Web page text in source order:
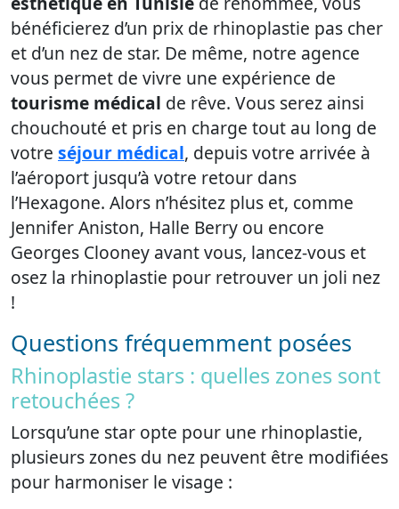
bénéficierez d’un prix de rhinoplastie pas cher
et d’un nez de star. De même, notre agence
vous permet de vivre une expérience de
tourisme médical de rêve. Vous serez ainsi
chouchouté et pris en charge tout au long de
votre séjour médical, depuis votre arrivée à
l’aéroport jusqu’à votre retour dans
l’Hexagone. Alors n’hésitez plus et, comme
Jennifer Aniston, Halle Berry ou encore
Georges Clooney avant vous, lancez-vous et
osez la rhinoplastie pour retrouver un joli nez
!
Questions fréquemment posées
Rhinoplastie stars : quelles zones sont
retouchées ?
Lorsqu’une star opte pour une rhinoplastie,
plusieurs zones du nez peuvent être modifiées
pour harmoniser le visage :